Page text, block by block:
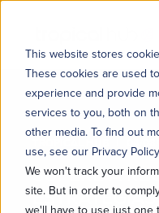
This website stores
These cookies are used
experience and provide
services to you, both on
other media. To find out
use, see our Privacy
We won't track your
site. But in order to
we'll have to use just one
SUPERE A